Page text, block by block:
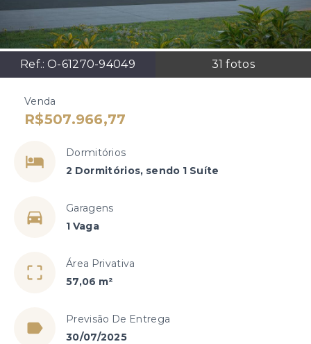
Ref.:O-61270-94049 31 fotos
Venda
R$507.966,77
Dormitórios
2 Dormitórios, sendo 1 Suíte
Garagens
1 Vaga
Área Privativa
57,06 m²
Previsão De Entrega
30/07/2025